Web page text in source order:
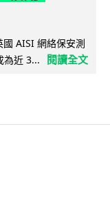
AISI 網絡保安測
為近 3...
閱讀全文